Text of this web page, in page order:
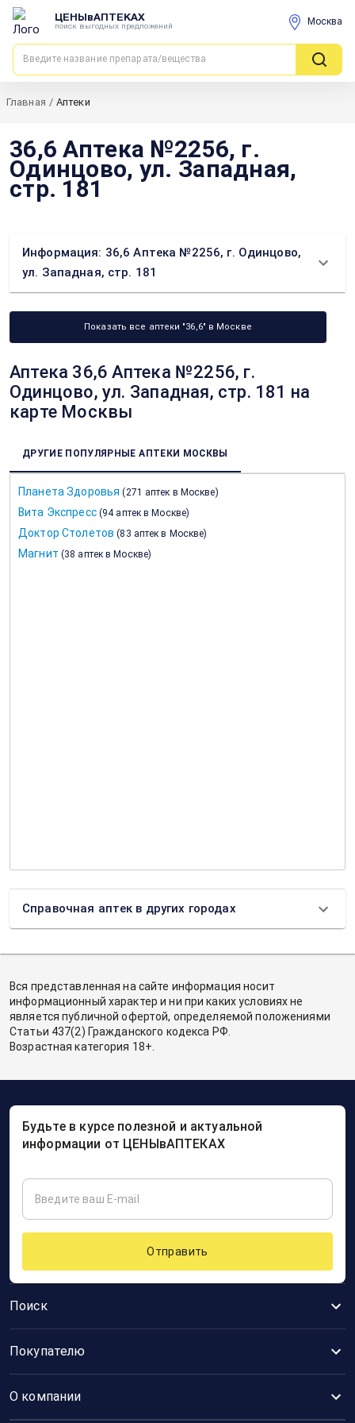
ЦЕНЫвАПТЕКАХ
поиск выгодных предложений Москва
Главная / Аптеки
36,6 Аптека №2256, г.
Одинцово, ул. Западная,
стр. 181
Информация: 36,6 Аптека №2256, г. Одинцово,
ул. Западная, стр. 181
Показать все аптеки "36,6" в Москве
Аптека 36,6 Аптека №2256, г.
Одинцово, ул. Западная, стр. 181 на
карте Москвы
ДРУГИЕ ПОПУЛЯРНЫЕ АПТЕКИ МОСКВЫ
Планета Здоровья (271 аптек в Москве)
Вита Экспресс (94 аптек в Москве)
Доктор Столетов (83 аптек в Москве)
Магнит (38 аптек в Москве)
Справочная аптек в других городах
Вся представленная на сайте информация носит
информационный характер и ни при каких условиях не
является публичной офертой, определяемой положениями
Статьи 437(2) Гражданского кодекса РФ.
Возрастная категория 18+.
Поиск
Покупателю
О компании
Будьте в курсе полезной и актуальной
информации от ЦЕНЫвАПТЕКАХ
Отправить